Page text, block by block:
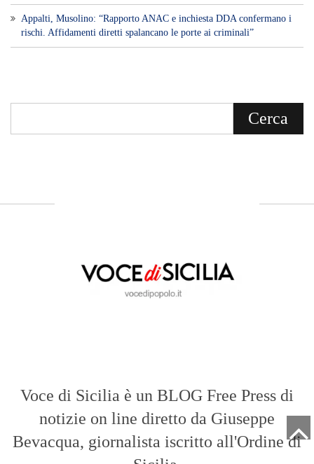
​Appalti, Musolino: “Rapporto ANAC e inchiesta DDA confermano i
rischi. Affidamenti diretti spalancano le porte ai criminali”
Voce di Sicilia è un BLOG Free Press di
notizie on line diretto da Giuseppe
Bevacqua, giornalista iscritto all'Ordine di